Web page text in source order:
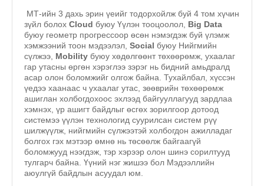
МТ-ийн 3 дахь эрин үеийг тодорхойлж буй 4 том хүчин
зүйл болох Cloud буюу Үүлэн тооцоолол, Big Data
буюу геометр прогрессоор өсөн нэмэгдэж буй үлэмж
хэмжээний тоон мэдээлэл, Social буюу Нийгмийн
сүлжээ, Mobility буюу хөдөлгөөнт төхөөрөмж, ухаалаг
гар утасны өргөн хэрэглээ зэрэг нь бидний амьдралд
асар олон боломжийг олгож байна. Тухайлбал, хүссэн
үедээ хаанаас ч ухаалаг утас, зөөврийн төхөөрөмж
ашиглан холбогдохоос эхлээд байгууллагууд зардлаа
хэмнэх, үр ашигт байдлыг өсгөх зорилгоор дотоод
системээ үүлэн технологид суурилсан систем рүү
шилжүүлж, нийгмийн сүлжээтэй холбогдон ажилладаг
болгох гэх мэтээр өмнө нь төсөөлж байгаагүй
боломжууд нээгдэж, тэр хэрээр олон шинэ сорилтууд
тулгарч байна. Үүний нэг жишээ бол Мэдээллийн
аюулгүй байдлын асуудал юм.